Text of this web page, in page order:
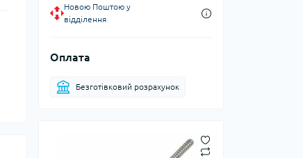
Новою Поштою у
відділення
Оплата
Безготівковий розрахунок